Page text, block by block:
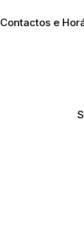
Contactos e